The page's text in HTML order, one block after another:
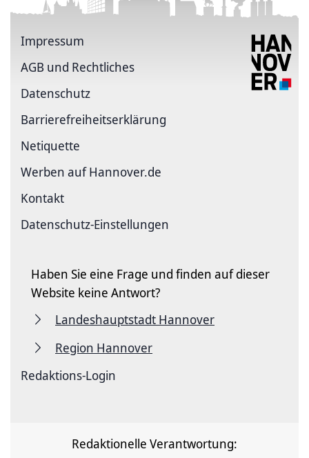
Impressum
AGB und Rechtliches
Datenschutz
Barriere­freiheits­erklärung
Netiquette
Werben auf Hannover.de
Kontakt
Datenschutz-Einstellungen
Haben Sie eine Frage und finden auf dieser
Website keine Antwort?
Landeshauptstadt Hannover
Region Hannover
Redaktions-Login
Redaktionelle Verantwortung: